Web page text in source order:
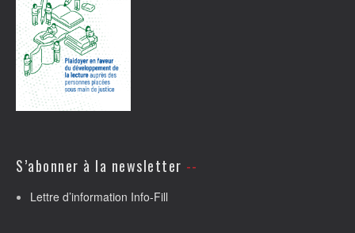
S’abonner à la newsletter
Lettre d’information Info-Fill